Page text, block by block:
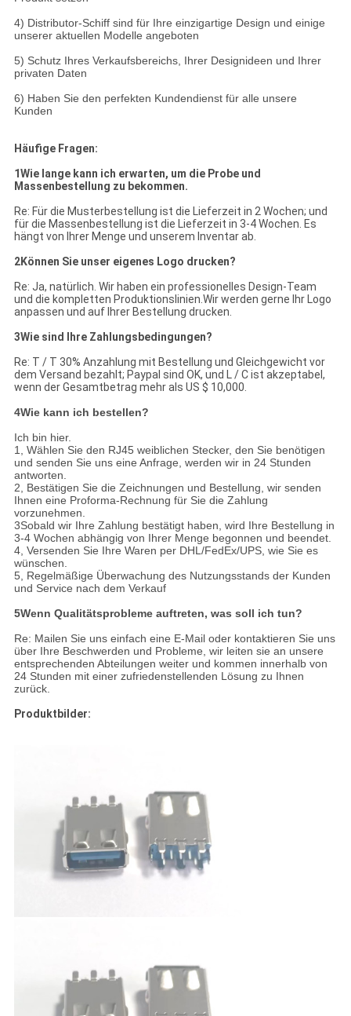
4) Distributor-Schiff sind für Ihre einzigartige Design und einige
unserer aktuellen Modelle angeboten
5) Schutz Ihres Verkaufsbereichs, Ihrer Designideen und Ihrer
privaten Daten
6) Haben Sie den perfekten Kundendienst für alle unsere
Kunden
Häufige Fragen:
1Wie lange kann ich erwarten, um die Probe und
Massenbestellung zu bekommen.
Re: Für die Musterbestellung ist die Lieferzeit in 2 Wochen; und
für die Massenbestellung ist die Lieferzeit in 3-4 Wochen. Es
hängt von Ihrer Menge und unserem Inventar ab.
2Können Sie unser eigenes Logo drucken?
Re: Ja, natürlich. Wir haben ein professionelles Design-Team
und die kompletten Produktionslinien.Wir werden gerne Ihr Logo
anpassen und auf Ihrer Bestellung drucken.
3Wie sind Ihre Zahlungsbedingungen?
Re: T / T 30% Anzahlung mit Bestellung und Gleichgewicht vor
dem Versand bezahlt; Paypal sind OK, und L / C ist akzeptabel,
wenn der Gesamtbetrag mehr als US $ 10,000.
4Wie kann ich bestellen?
Ich bin hier.
1, Wählen Sie den RJ45 weiblichen Stecker, den Sie benötigen
und senden Sie uns eine Anfrage, werden wir in 24 Stunden
antworten.
2, Bestätigen Sie die Zeichnungen und Bestellung, wir senden
Ihnen eine Proforma-Rechnung für Sie die Zahlung
vorzunehmen.
3Sobald wir Ihre Zahlung bestätigt haben, wird Ihre Bestellung in
3-4 Wochen abhängig von Ihrer Menge begonnen und beendet.
4, Versenden Sie Ihre Waren per DHL/FedEx/UPS, wie Sie es
wünschen.
5, Regelmäßige Überwachung des Nutzungsstands der Kunden
und Service nach dem Verkauf
5Wenn Qualitätsprobleme auftreten, was soll ich tun?
Re: Mailen Sie uns einfach eine E-Mail oder kontaktieren Sie uns
über Ihre Beschwerden und Probleme, wir leiten sie an unsere
entsprechenden Abteilungen weiter und kommen innerhalb von
24 Stunden mit einer zufriedenstellenden Lösung zu Ihnen
zurück.
Produktbilder: